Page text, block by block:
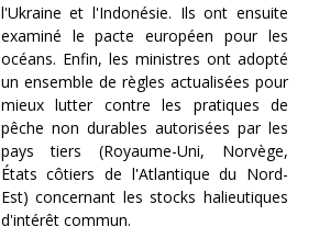
l'Ukraine et l'Indonésie. Ils ont ensuite
examiné le pacte européen pour les
océans. Enfin, les ministres ont adopté
un ensemble de règles actualisées pour
mieux lutter contre les pratiques de
pêche non durables autorisées par les
pays tiers (Royaume-Uni, Norvège,
États côtiers de l'Atlantique du Nord-
Est) concernant les stocks halieutiques
d'intérêt commun.